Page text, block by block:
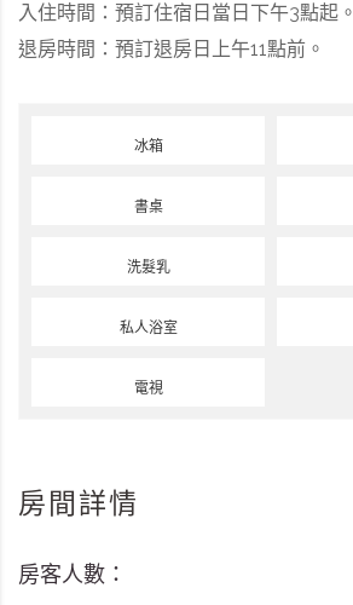
冰箱
書桌
洗髮乳
私人浴室
電視
入住時間：預訂住宿日當日下午3點起。
退房時間：預訂退房日上午11點前。
房間詳情
房客人數：